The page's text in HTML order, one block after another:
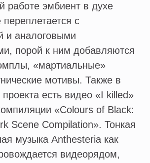
работе эмбиент в духе
с
и аналоговыми
порой к ним добавляются
«мартиальные»
мотивы. Также в
есть видео «I killed»
«Colours of Black:
Scene Compilation». Тонкая
музыка Anthesteria как
видеорядом,